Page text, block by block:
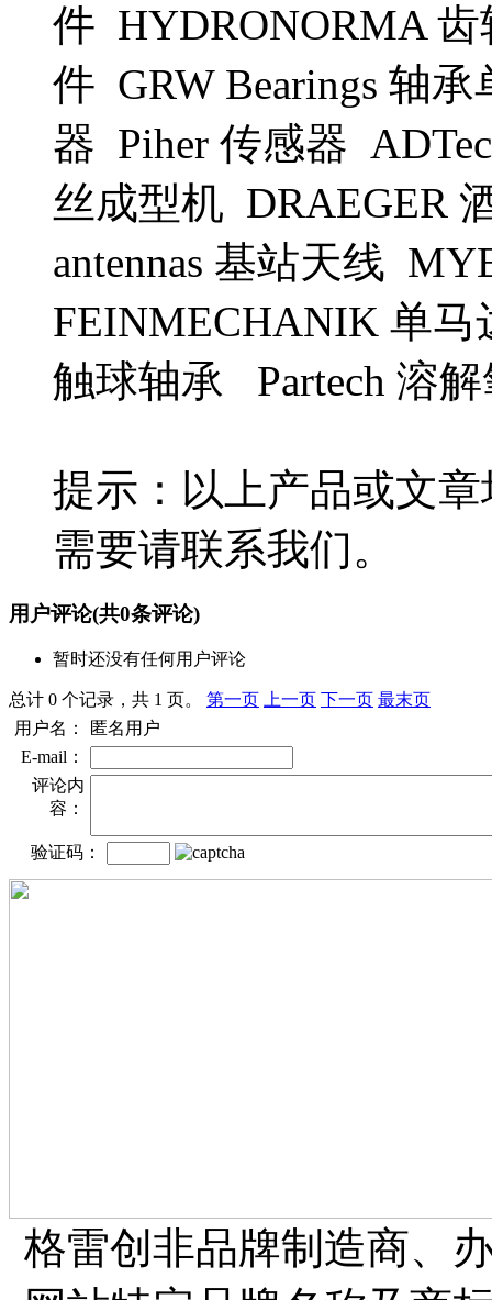
件 HYDRONORMA
件 GRW Bearings 轴
器 Piher 传感器
丝成型机 DRAEGER
antennas 基站天线
FEINMECHANIK 单马
触球轴承 Partech 溶
提示：以上产品或文
需要请联系我们。
用户评论(共0条评论)
暂时还没有任何用户评论
总计 0 个记录，共 1 页。 第一页 上一页 下一页 最末页
用户名：
匿名用户
E-mail：
评论内
容：
验证码：
格雷创非品牌制造商、